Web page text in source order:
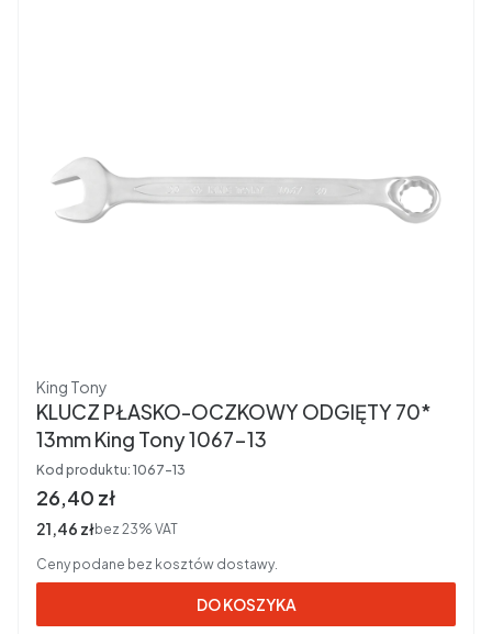
Producent
King Tony
KLUCZ PŁASKO-OCZKOWY ODGIĘTY 70*
13mm King Tony 1067-13
Kod produktu: 1067-13
Cena brutto
26,40 zł
Cena netto
21,46 złbez 23% VAT
Ceny podane bez kosztów dostawy.
DO KOSZYKA